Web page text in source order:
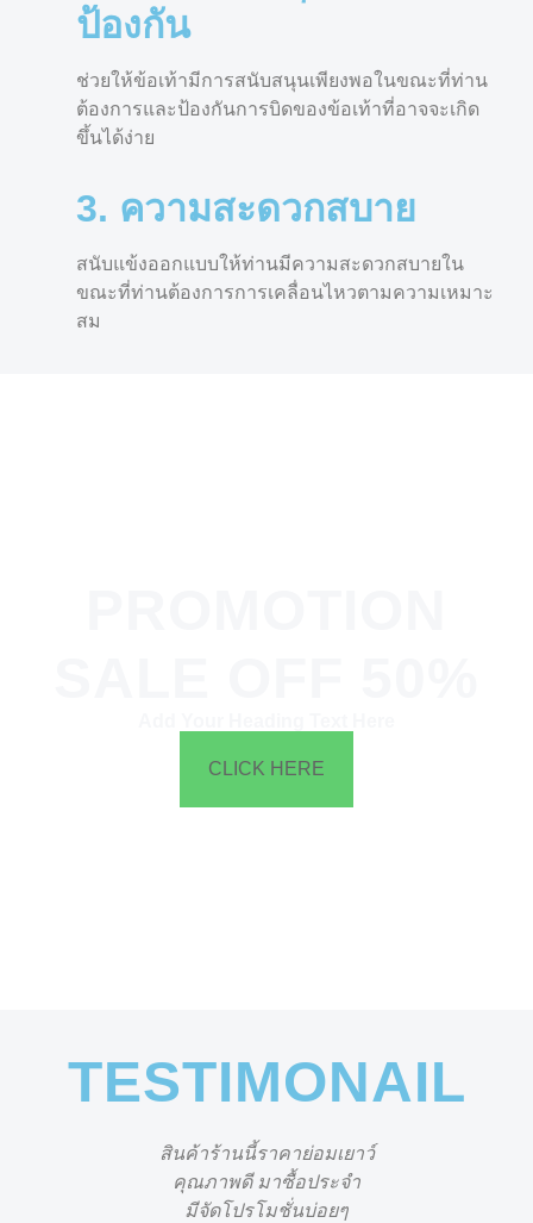
ป้องกัน
ช่วยให้ข้อเท้ามีการสนับสนุนเพียงพอในขณะที่ท่าน
ต้องการและป้องกันการบิดของข้อเท้าที่อาจจะเกิด
ขึ้นได้ง่าย
3. ความสะดวกสบาย
สนับแข้งออกแบบให้ท่านมีความสะดวกสบายใน
ขณะที่ท่านต้องการการเคลื่อนไหวตามความเหมาะ
สม
CLICK HERE
TESTIMONAIL
สินค้าร้านนี้ราคาย่อมเยาว์
คุณภาพดี มาซื้อประจำ
มีจัดโปรโมชั่นบ่อยๆ